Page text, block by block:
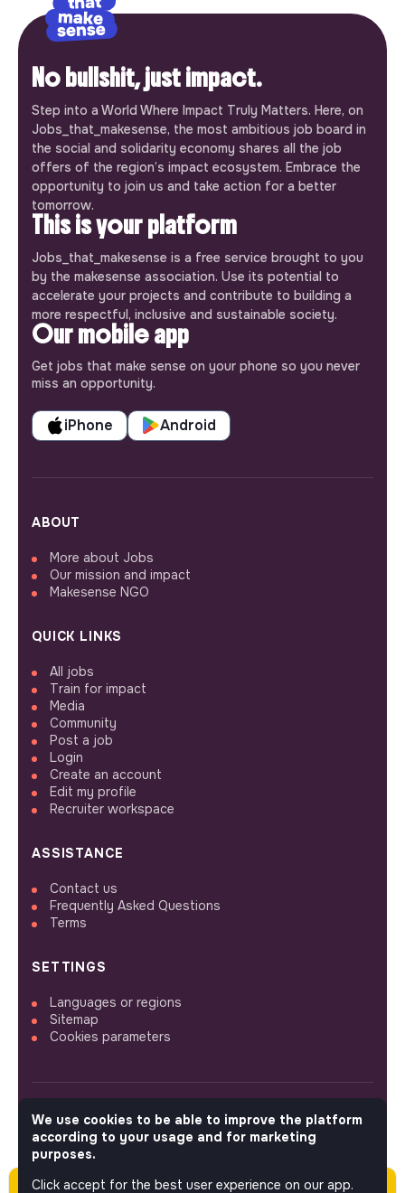
No bullshit, just impact.
Step into a World Where Impact Truly Matters. Here, on
Jobs_that_makesense, the most ambitious job board in
the social and solidarity economy shares all the job
offers of the region’s impact ecosystem. Embrace the
opportunity to join us and take action for a better
tomorrow.
This is your platform
Jobs_that_makesense is a free service brought to you
by the makesense association. Use its potential to
accelerate your projects and contribute to building a
more respectful, inclusive and sustainable society.
Our mobile app
Get jobs that make sense on your phone so you never
miss an opportunity.
iPhone Android
ABOUT
More about Jobs
Our mission and impact
Makesense NGO
QUICK LINKS
All jobs
Train for impact
Media
Community
Post a job
Login
Create an account
Edit my profile
Recruiter workspace
ASSISTANCE
Contact us
Frequently Asked Questions
Terms
SETTINGS
Languages or regions
Sitemap
Cookies parameters
FOLLOW US
We use cookies to be able to improve the platform
according to your usage and for marketing
purposes.
Click accept for the best user experience on our app.